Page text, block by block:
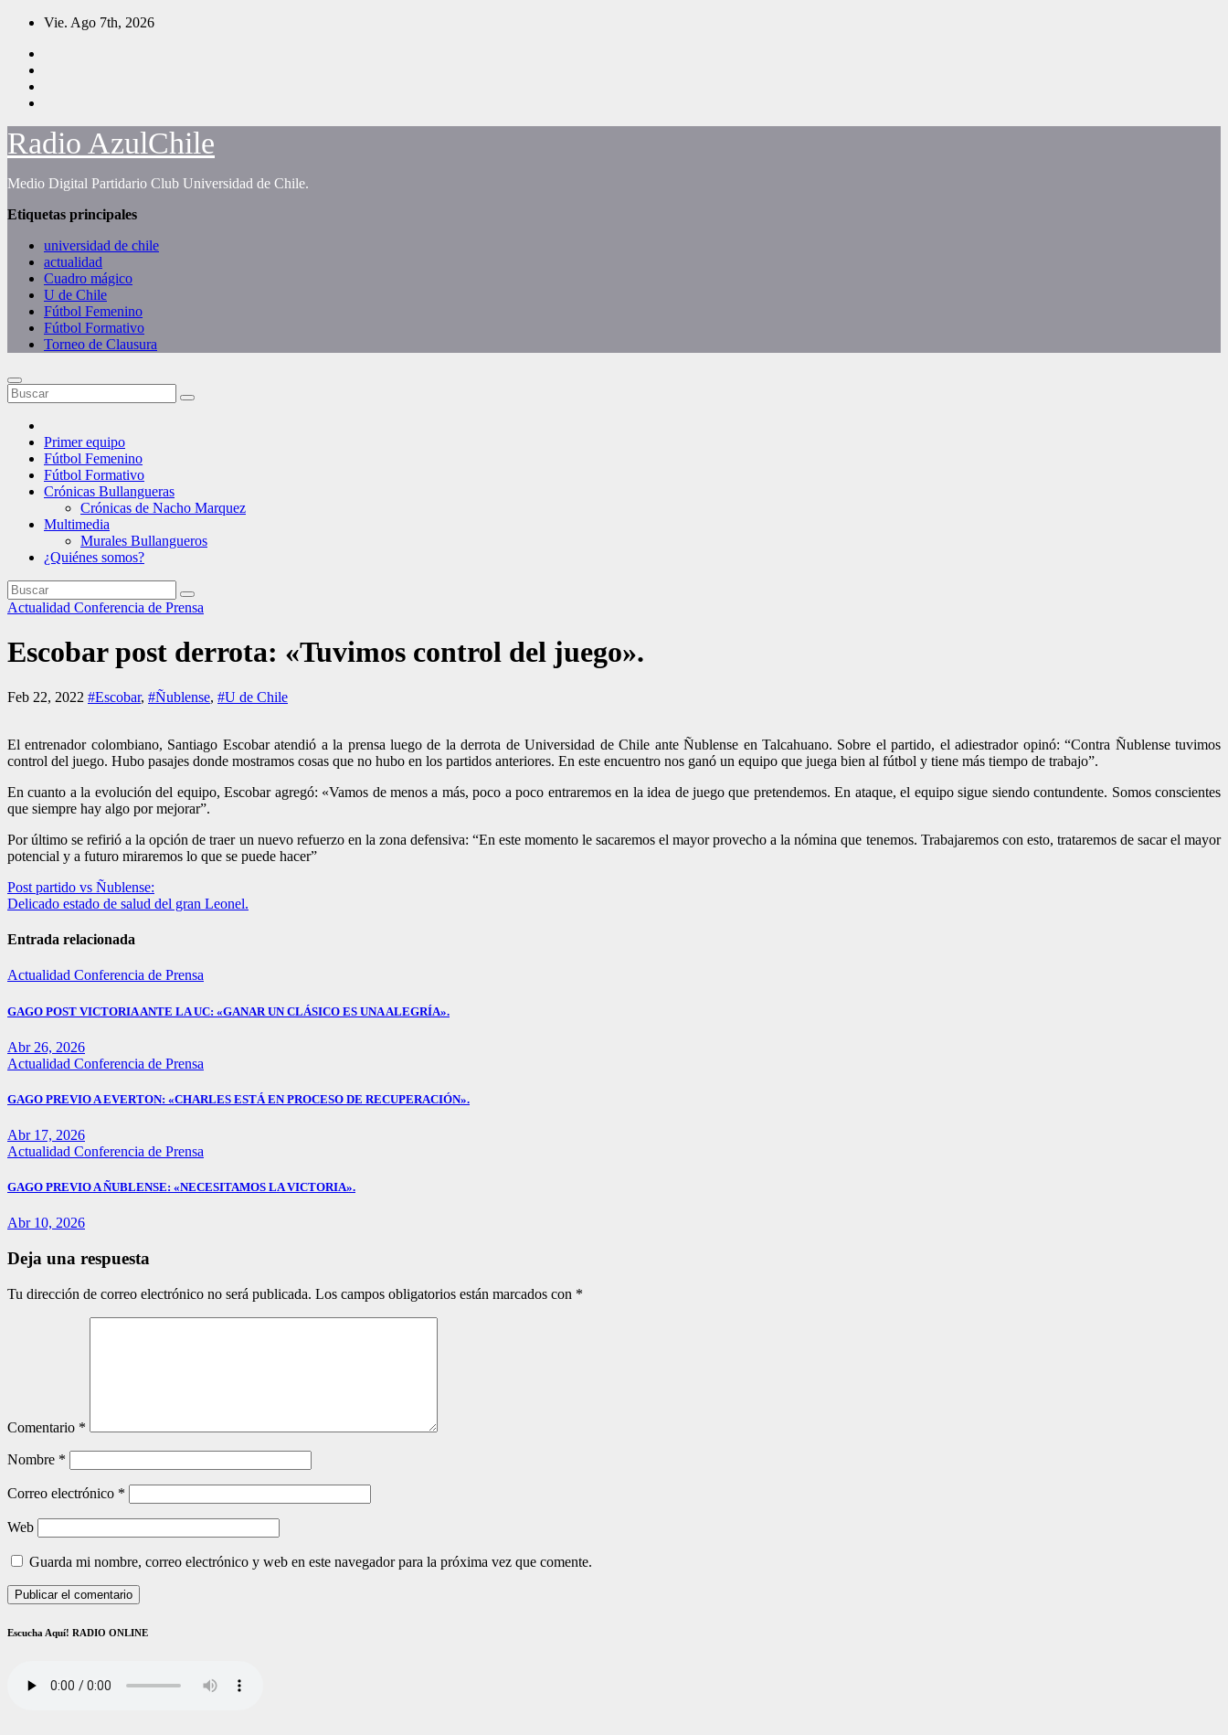
Saltar
contenido
Vie. Ago 7th, 2026
Radio AzulChile
Medio Digital Partidario Club Universidad de Chile.
Etiquetas principales
universidad de chile
actualidad
Cuadro mágico
U de Chile
Fútbol Femenino
Fútbol Formativo
Torneo de Clausura
Primer equipo
Fútbol Femenino
Fútbol Formativo
Crónicas Bullangueras
Crónicas de Nacho Marquez
Multimedia
Murales Bullangueros
¿Quiénes somos?
Actualidad Conferencia de Prensa
Escobar post derrota: «Tuvimos control del juego».
Feb 22, 2022 #Escobar, #Ñublense, #U de Chile
El entrenador colombiano, Santiago Escobar atendió a la prensa luego de la derrota de Universidad de Chile ante Ñublense en Talcahuano. Sobre el partido, el adiestrador opinó: “Contra Ñublense tuvimos
control del juego. Hubo pasajes donde mostramos cosas que no hubo en los partidos anteriores. En este encuentro nos ganó un equipo que juega bien al fútbol y tiene más tiempo de trabajo”.
En cuanto a la evolución del equipo, Escobar agregó: «Vamos de menos a más, poco a poco entraremos en la idea de juego que pretendemos. En ataque, el equipo sigue siendo contundente. Somos conscientes
que siempre hay algo por mejorar”.
Por último se refirió a la opción de traer un nuevo refuerzo en la zona defensiva: “En este momento le sacaremos el mayor provecho a la nómina que tenemos. Trabajaremos con esto, trataremos de sacar el mayor
potencial y a futuro miraremos lo que se puede hacer”
Navegación
de
entradas
Post partido vs Ñublense:
Delicado estado de salud del gran Leonel.
Entrada relacionada
Actualidad Conferencia de Prensa
GAGO POST VICTORIA ANTE LA UC: «GANAR UN CLÁSICO ES UNA ALEGRÍA».
Abr 26, 2026
Actualidad Conferencia de Prensa
GAGO PREVIO A EVERTON: «CHARLES ESTÁ EN PROCESO DE RECUPERACIÓN».
Abr 17, 2026
Actualidad Conferencia de Prensa
GAGO PREVIO A ÑUBLENSE: «NECESITAMOS LA VICTORIA».
Abr 10, 2026
Deja una respuesta
Tu dirección de correo electrónico no será publicada. Los campos obligatorios están marcados con *
Comentario *
Nombre *
Correo electrónico *
Web
Guarda mi nombre, correo electrónico y web en este navegador para la próxima vez que comente.
Escucha Aquí! RADIO ONLINE